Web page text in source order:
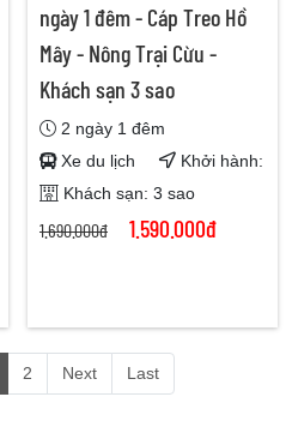
ngày 1 đêm - Cáp Treo Hồ
Mây - Nông Trại Cừu -
Khách sạn 3 sao
2 ngày 1 đêm
Xe du lịch
Khởi hành:
Khách sạn: 3 sao
1.690.000đ 1.590.000đ
2 Next Last